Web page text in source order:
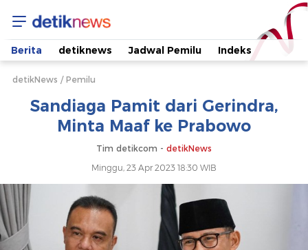
Sandiaga
Pamit
dari
Gerindra,
Maaf
ke
Berita detiknews Jadwal Pemilu Indeks
detikNews Pemilu
Sandiaga Pamit dari Gerindra,
Minta Maaf ke Prabowo
Tim detikcom - detikNews
Minggu, 23 Apr 2023 18:30 WIB